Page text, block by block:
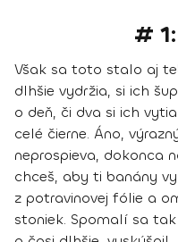
#
Však sa toto stalo aj
dlhšie vydržia, si ich
o deň, či dva si ich
celé čierne. Áno,
neprospieva, dokonca
chceš, aby ti banány
z potravinovej fólie a
stoniek. Spomalí sa